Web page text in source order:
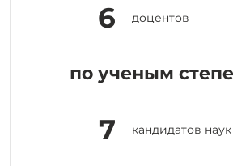
6 доцентов
по ученым
7 кандидатов наук